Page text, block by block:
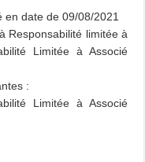
en date de 09/08/2021
Responsabilité limitée à
Limitée à Associé
:
Limitée à Associé